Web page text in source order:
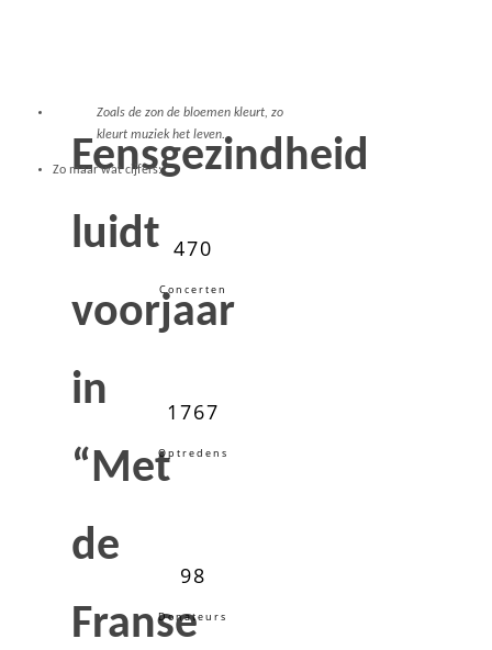
Eensgezindheid
luidt
voorjaar
in
“Met
de
Franse
Zoals de zon de bloemen kleurt, zo
kleurt muziek het leven..
Zo maar wat cijfers:
470
Concerten
1767
Optredens
98
Donateurs